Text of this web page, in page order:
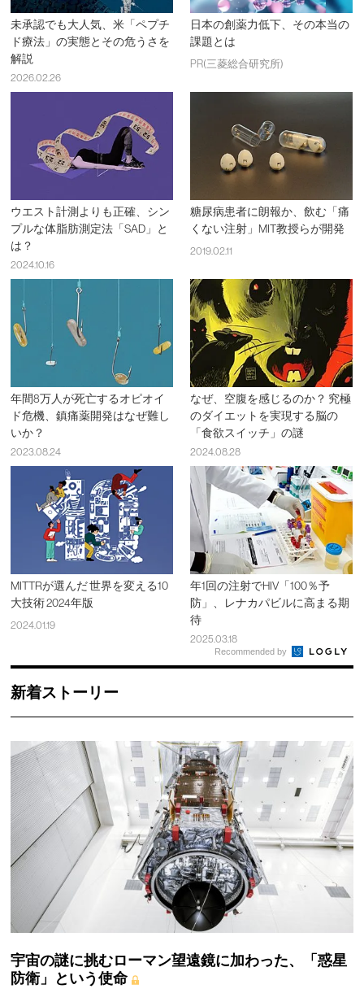
未承認でも大人気、米「ペプチ
ド療法」の実態とその危うさを
解説
2026.02.26
日本の創薬力低下、その本当の
課題とは
PR(三菱総合研究所)
ウエスト計測よりも正確、シン
プルな体脂肪測定法「SAD」と
は？
2024.10.16
糖尿病患者に朗報か、飲む「痛
くない注射」MIT教授らが開発
2019.02.11
年間8万人が死亡するオピオイ
ド危機、鎮痛薬開発はなぜ難し
いか？
2023.08.24
なぜ、空腹を感じるのか？ 究極
のダイエットを実現する脳の
「食欲スイッチ」の謎
2024.08.28
MITTRが選んだ 世界を変える10
大技術 2024年版
2024.01.19
年1回の注射でHIV「100％予
防」、レナカパビルに高まる期
待
2025.03.18
Recommended by
新着ストーリー
宇宙の謎に挑むローマン望遠鏡に加わった、「惑星
防衛」という使命